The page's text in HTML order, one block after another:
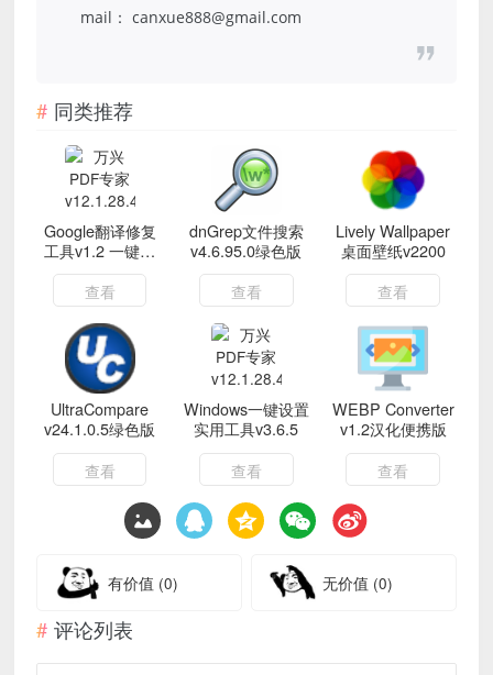
mail： canxue888@gmail.com
同类推荐
Google翻译修复
工具v1.2 一键修
复
查看
dnGrep文件搜索
v4.6.95.0绿色版
查看
Lively Wallpaper
桌面壁纸v2200
查看
UltraCompare
v24.1.0.5绿色版
查看
Windows一键设置
实用工具v3.6.5
查看
WEBP Converter
v1.2汉化便携版
查看
有价值 (0) 无价值 (0)
评论列表